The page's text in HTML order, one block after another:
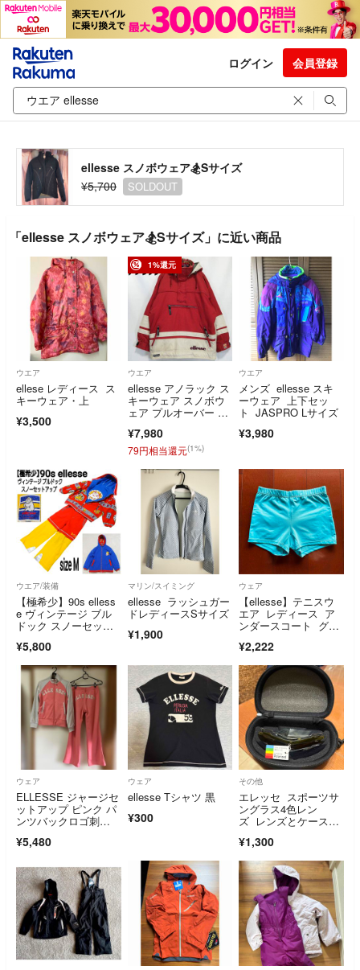
ログイン 会員登録
ellesse スノボウェア🏂Sサイズ
¥5,700
SOLDOUT
「ellesse スノボウェア🏂Sサイズ」に近い商品
ウエア
ellese レディース ス
キーウェア・上
¥3,500
1%還元
ウエア
ellesse アノラック ス
キーウェア スノボウ
ェア プルオーバー エ
¥7,980
79円相当還元(1%)
ウエア
メンズ ellesse スキ
ーウェア 上下セッ
ト JASPRO Lサイズ
¥3,980
ウエア/装備
【極希少】90s elless
e ヴィンテージ ブル
ドック スノーセット
¥5,800
マリン/スイミング
ellesse ラッシュガー
ドレディースSサイズ
¥1,900
ウェア
【ellesse】テニスウ
エア レディース ア
ンダースコート グリ
¥2,222
ウェア
ELLESSE ジャージセ
ットアップ ピンク パ
ンツバックロゴ刺
¥5,480
ウェア
ellesse Tシャツ 黒
¥300
その他
エレッセ スポーツサ
ングラス4色レン
ズ レンズとケースの
¥1,300